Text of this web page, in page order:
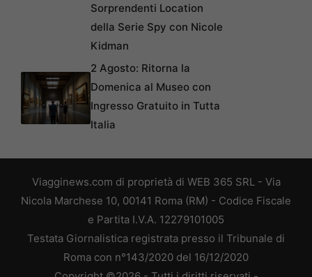
Sorprendenti Location
della Serie Spy con Nicole
Kidman
2 Agosto: Ritorna la
Domenica al Museo con
Ingresso Gratuito in Tutta
Italia
Viagginews.com di proprietà di WEB 365 SRL - Via
Nicola Marchese 10, 00141 Roma (RM) - Codice Fiscale
e Partita I.V.A. 12279101005
Testata Giornalistica registrata presso il Tribunale di
Roma con n°143/2020 del 16/12/2020